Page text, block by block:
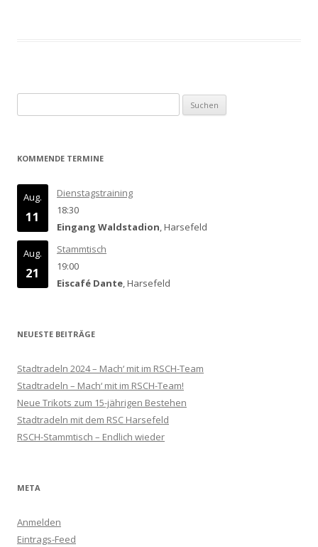
nach:
KOMMENDE TERMINE
Aug.
11
Dienstagstraining
18:30
Eingang Waldstadion, Harsefeld
Aug.
21
Stammtisch
19:00
Eiscafé Dante, Harsefeld
NEUESTE BEITRÄGE
Stadtradeln 2024 – Mach‘ mit im RSCH-Team
Stadtradeln – Mach‘ mit im RSCH-Team!
Neue Trikots zum 15-jährigen Bestehen
Stadtradeln mit dem RSC Harsefeld
RSCH-Stammtisch – Endlich wieder
META
Anmelden
Eintrags-Feed